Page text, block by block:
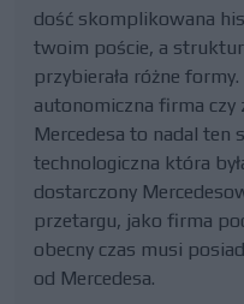
dość skomplikowana
twoim poście, a
przybierała różne
autonomiczna firma czy
Mercedesa to nadal ten
technologiczna która
dostarczony
przetargu, jako firma
obecny czas musi
od Mercedesa.